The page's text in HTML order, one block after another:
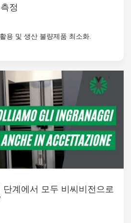
정
용 및 생산 불량제품 최소화.
단계에서 모두 비씨비전으로